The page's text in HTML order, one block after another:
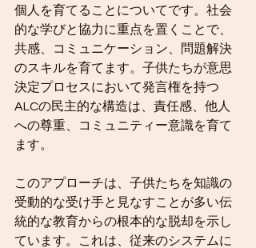
個人を育てることについてです。社会
的な学びと協力に重点を置くことで、
共感、コミュニケーション、問題解決
のスキルを育てます。子供たちが意思
決定プロセスにおいて発言権を持つ
ALCの民主的な構造は、責任感、他人
への尊重、コミュニティー意識を育て
ます。
このアプローチは、子供たちを知識の
受動的な受け手と見なすことが多い伝
統的な教育からの根本的な脱却を示し
ています。これは、従来のシステムに